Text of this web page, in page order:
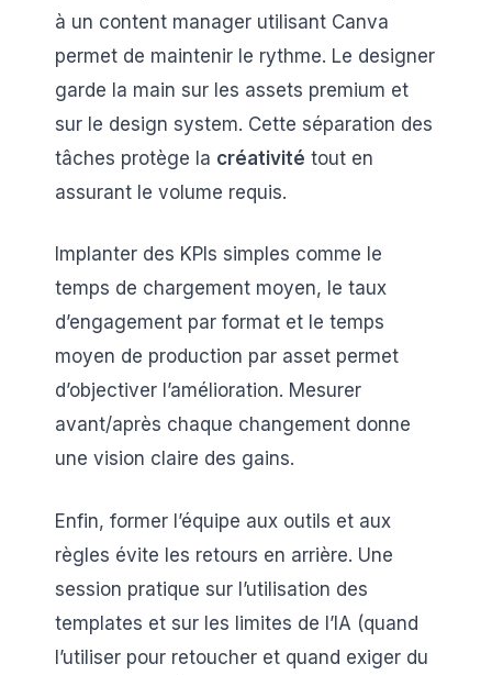
à un content manager utilisant Canva
permet de maintenir le rythme. Le designer
garde la main sur les assets premium et
sur le design system. Cette séparation des
tâches protège la créativité tout en
assurant le volume requis.
Implanter des KPIs simples comme le
temps de chargement moyen, le taux
d’engagement par format et le temps
moyen de production par asset permet
d’objectiver l’amélioration. Mesurer
avant/après chaque changement donne
une vision claire des gains.
Enfin, former l’équipe aux outils et aux
règles évite les retours en arrière. Une
session pratique sur l’utilisation des
templates et sur les limites de l’IA (quand
l’utiliser pour retoucher et quand exiger du